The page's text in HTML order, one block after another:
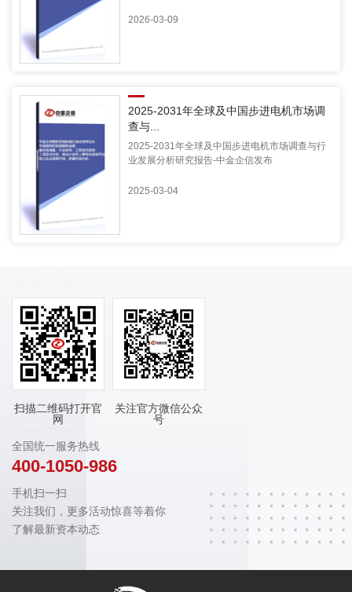
2026-03-09
2025-2031年全球及中国步进电机市场调
查与...
2025-2031年全球及中国步进电机市场调查与行
业发展分析研究报告-中金企信发布
2025-03-04
扫描二维码打开官
网
关注官方微信公众
号
全国统一服务热线
400-1050-986
手机扫一扫
关注我们，更多活动惊喜等着你
了解最新资本动态